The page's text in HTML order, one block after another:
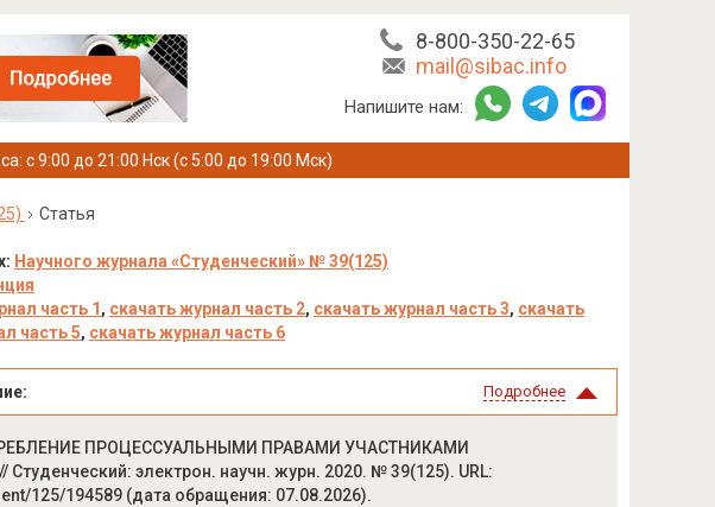
8-800-350-22-65
mail@sibac.info
Напишите нам:
с 9:00 до 21:00 Нск (с 5:00 до 19:00 Мск)
Статья
Научного журнала «Студенческий» № 39(125)
часть 1 , скачать журнал часть 2, скачать журнал часть 3, скачать
часть 5, скачать журнал часть 6
Подробнее
ПРОЦЕССУАЛЬНЫМИ ПРАВАМИ УЧАСТНИКАМИ
электрон. научн. журн. 2020. № 39(125). URL:
125/194589 (дата обращения: 07.08.2026).